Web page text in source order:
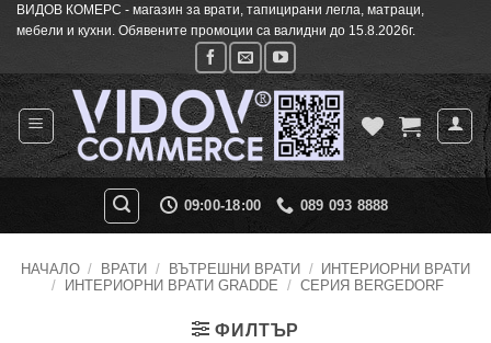
SkipВИДОВ КОМЕРС - магазин за врати, тапицирани легла, матраци,
мебели и кухни. Обявените промоции са валидни до 15.8.2026г.
09:00-18:00 089 093 8888
НАЧАЛО / ВРАТИ / ВЪТРЕШНИ ВРАТИ /
ИНТЕРИОРНИ ВРАТИ
/
ИНТЕРИОРНИ ВРАТИ GRADDE / СЕРИЯ BERGEDORF
ФИЛТЪР